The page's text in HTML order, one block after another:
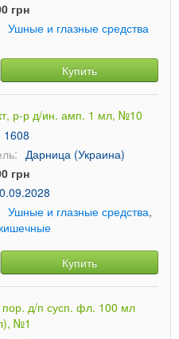
грн
Ушные и глазные средства
Купить
р-р д/ин. амп. 1 мл, №10
1608
Дарница (Украина)
грн
Ушные и глазные средства,
Купить
пор. д/п сусп. фл. 100 мл
№1